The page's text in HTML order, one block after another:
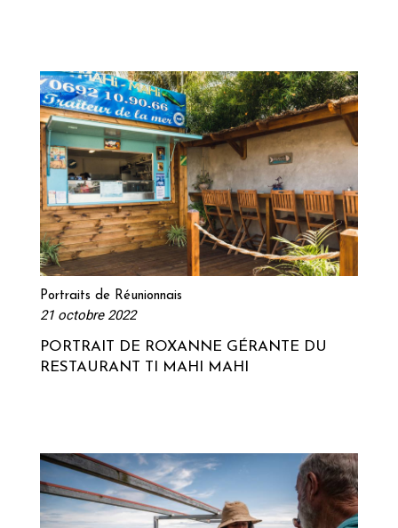
Lire la suite
Lire la suite
Portraits de Réunionnais
21 octobre 2022
PORTRAIT DE ROXANNE GÉRANTE DU
RESTAURANT TI MAHI MAHI